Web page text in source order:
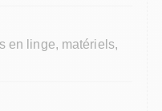
en linge, matériels,